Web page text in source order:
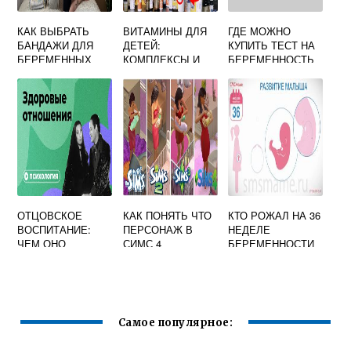
КАК ВЫБРАТЬ
БАНДАЖИ ДЛЯ
БЕРЕМЕННЫХ
ВИТАМИНЫ ДЛЯ
ДЕТЕЙ:
КОМПЛЕКСЫ И
ОРГАНИЗМА
ГДЕ МОЖНО
КУПИТЬ ТЕСТ НА
БЕРЕМЕННОСТЬ
ОТЦОВСКОЕ
ВОСПИТАНИЕ:
ЧЕМ ОНО
КАК ПОНЯТЬ ЧТО
ПЕРСОНАЖ В
СИМС 4
КТО РОЖАЛ НА 36
НЕДЕЛЕ
БЕРЕМЕННОСТИ
Самое популярное: